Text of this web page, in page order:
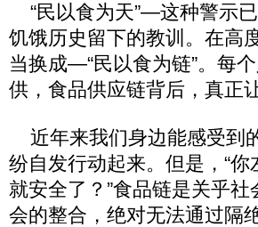
“民以食为天”—这种警示
饥饿历史留下的教训。在高
当换成—“民以食为链”。每
供，食品供应链背后，真正
近年来我们身边能感受到
纷自发行动起来。但是，“
就安全了？”食品链是关乎
会的整合，绝对无法通过